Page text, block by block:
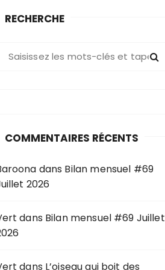
RECHERCHE
COMMENTAIRES RÉCENTS
dans Bilan mensuel #69
2026
dans Bilan mensuel #69 Juillet
dans L’oiseau qui boit des